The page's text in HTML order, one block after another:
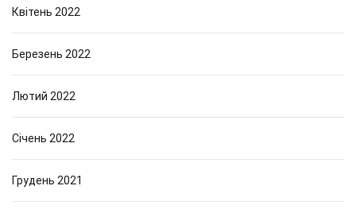
Квітень 2022
Березень 2022
Лютий 2022
Січень 2022
Грудень 2021